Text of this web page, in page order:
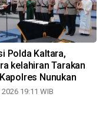
Polda Kaltara,
kelahiran Tarakan
Nunukan
19:11 WIB